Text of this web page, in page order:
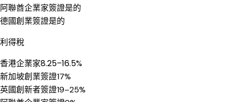
阿聯酋企業家簽證是的
德國創業簽證是的
利得稅
香港企業家8.25–16.5%
新加坡創業簽證17%
英國創新者簽證19–25%